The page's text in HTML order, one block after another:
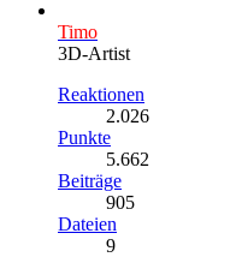
Timo
3D-Artist
Reaktionen
2.026
Punkte
5.662
Beiträge
905
Dateien
9